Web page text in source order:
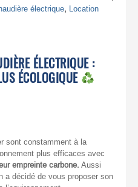
électrique, Location
ÉLECTRIQUE :
ÉCOLOGIQUE
sont constamment à la
plus efficaces avec
empreinte carbone. Aussi
a décidé de vous proposer son